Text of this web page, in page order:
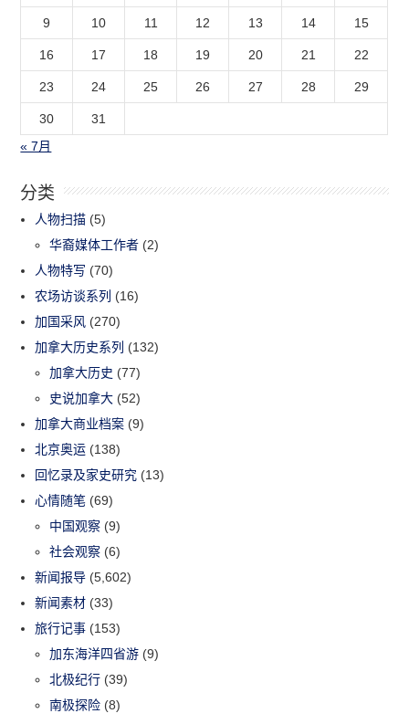
9 10 11 12 13 14 15
16 17 18 19 20 21 22
23 24 25 26 27 28 29
30
31
« 7月
分类
人物扫描 (5)
华裔媒体工作者 (2)
人物特写 (70)
农场访谈系列 (16)
加国采风 (270)
加拿大历史系列 (132)
加拿大历史 (77)
史说加拿大 (52)
加拿大商业档案 (9)
北京奥运 (138)
回忆录及家史研究 (13)
心情随笔 (69)
中国观察 (9)
社会观察 (6)
新闻报导 (5,602)
新闻素材 (33)
旅行记事 (153)
加东海洋四省游 (9)
北极纪行 (39)
南极探险 (8)